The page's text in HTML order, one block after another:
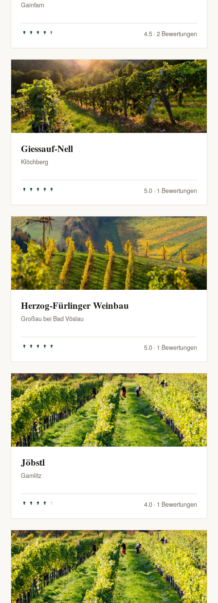
Gainfarn
4.5 · 2 Bewertungen
Giessauf-Nell
Klöchberg
5.0 · 1 Bewertungen
Herzog-Fürlinger Weinbau
Großau bei Bad Vöslau
5.0 · 1 Bewertungen
Jöbstl
Gamlitz
4.0 · 1 Bewertungen